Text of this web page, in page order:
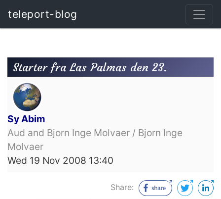
teleport-blog
Starter fra Las Palmas den 23.
Sy Abim
Aud and Bjorn Inge Molvaer / Bjorn Inge
Molvaer
Wed 19 Nov 2008 13:40
Share: